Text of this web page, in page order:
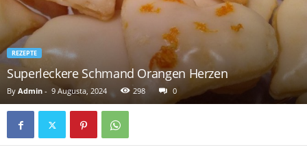
REZEPTE
Superleckere Schmand Orangen Herzen
By Admin - 9 Augusta, 2024 298 0